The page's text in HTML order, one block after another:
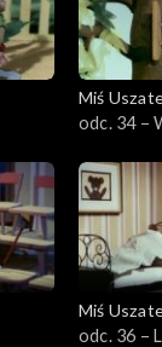
Miś
odc. 34 –
Miś
odc. 36 –